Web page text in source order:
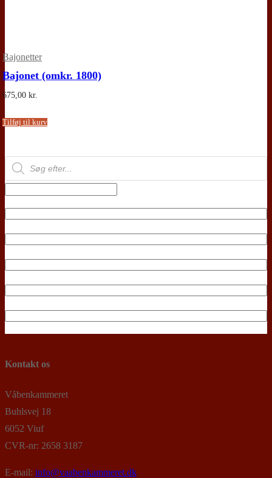
Bajonetter
Bajonet (omkr. 1800)
675,00 kr.
Tilføj til kurv
Products
search
Kontakt os
Våbenkammeret
Buhlsvej 18
6052 Viuf
CVR-nr: 2658 3187
E-mail: info@vaabenkammeret.dk